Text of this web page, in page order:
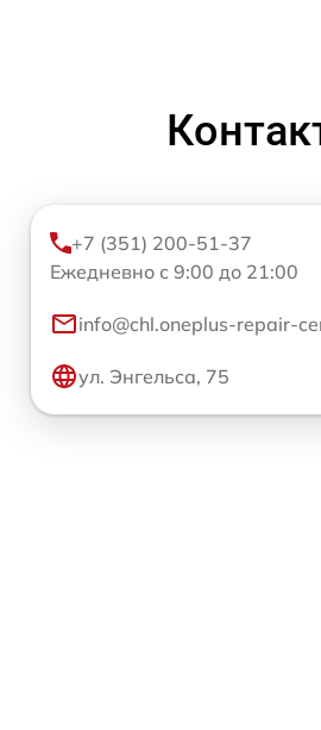
+7 (351) 200-51-37
Ежедневно с 9:00 до 21:00
info@chl.oneplus-repair-
ул. Энгельса, 75